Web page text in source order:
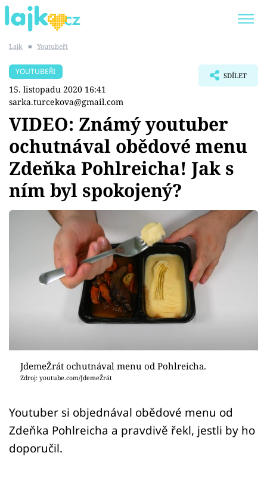
SHOPAHOLICADEL
Témata
Showbyznys
Youtubeři
Sex a vztahy
Sledujte prima+
Přihlášení
Sledujte nás
Lajk ■ Youtubeři
YOUTUBEŘI
15. listopadu 2020 16:41
sarka.turcekova@gmail.com
SDÍLET
VIDEO: Známý youtuber
ochutnával obědové menu
Zdeňka Pohlreicha! Jak s
ním byl spokojený?
JdemeŽrát ochutnával menu od Pohlreicha.
Zdroj: youtube.com/JdemeŽrát
Youtuber si objednával obědové menu od
Zdeňka Pohlreicha a pravdivě řekl, jestli by ho
doporučil.